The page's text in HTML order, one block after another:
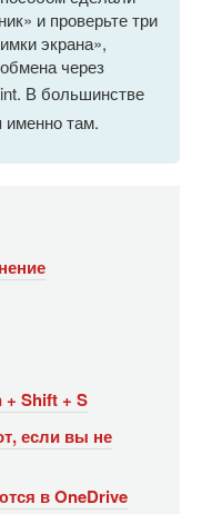
и проверьте три
экрана»,
через
В большинстве
именно там.
Shift + S
если вы не
в OneDrive